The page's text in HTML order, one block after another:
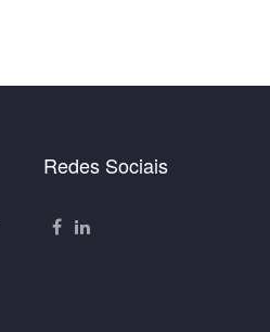
Redes Sociais